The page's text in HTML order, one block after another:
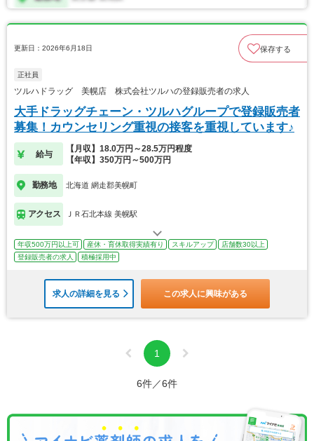
更新日：2026年6月18日 保存する
正社員
ツルハドラッグ 美幌店 株式会社ツルハの登録販売者の求人
大手ドラッグチェーン・ツルハグループで登録販売者
募集！カウンセリング重視の接客を重視しています♪
給与
【月収】18.0万円～28.5万円程度
【年収】350万円～500万円
勤務地 北海道 網走郡美幌町
アクセス ＪＲ石北本線 美幌駅
年収500万円以上可 産休・育休取得実績有り スキルアップ
店舗数30以上
登録販売者の求人
積極採用中
求人の詳細を見る この求人に興味がある
1
6件／6件